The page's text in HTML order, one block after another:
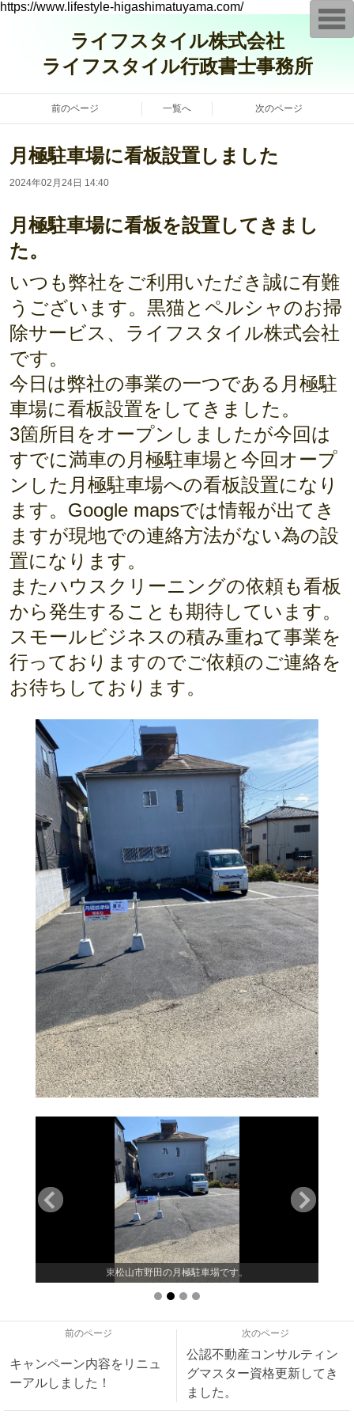
https://www.lifestyle-higashimatuyama.com/
ライフスタイル株式会社
ライフスタイル行政書士事務所
前のページ 一覧へ 次のページ
月極駐車場に看板設置しました
2024年02月24日 14:40
月極駐車場に看板を設置してきまし
た。
いつも弊社をご利用いただき誠に有難
うございます。黒猫とペルシャのお掃
除サービス、ライフスタイル株式会社
です。
今日は弊社の事業の一つである月極駐
車場に看板設置をしてきました。
3箇所目をオープンしましたが今回は
すでに満車の月極駐車場と今回オープ
ンした月極駐車場への看板設置になり
ます。Google mapsでは情報が出てき
ますが現地での連絡方法がない為の設
置になります。
またハウスクリーニングの依頼も看板
から発生することも期待しています。
スモールビジネスの積み重ねて事業を
行っておりますのでご依頼のご連絡を
お待ちしております。
東松山市野田の月極駐車場です。
前のページ
キャンペーン内容をリニュ
ーアルしました！
次のページ
公認不動産コンサルティン
グマスター資格更新してき
ました。
T
o
g
a
i